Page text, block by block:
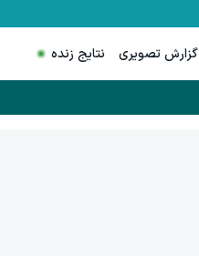
گزارش تصویری نتایج زنده